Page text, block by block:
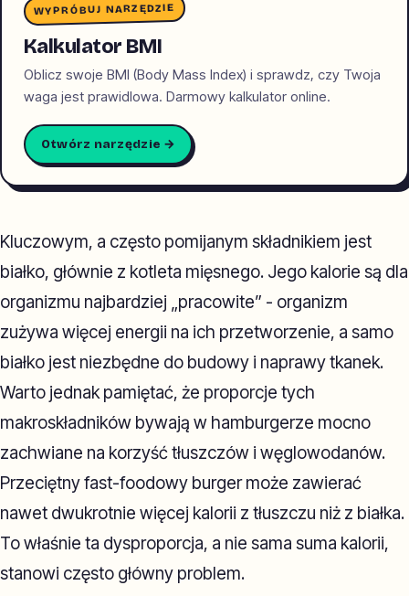
WYPRÓBUJ NARZĘDZIE
Kalkulator BMI
Oblicz swoje BMI (Body Mass Index) i sprawdz, czy Twoja
waga jest prawidlowa. Darmowy kalkulator online.
Otwórz narzędzie →
Kluczowym, a często pomijanym składnikiem jest
białko, głównie z kotleta mięsnego. Jego kalorie są dla
organizmu najbardziej „pracowite” - organizm
zużywa więcej energii na ich przetworzenie, a samo
białko jest niezbędne do budowy i naprawy tkanek.
Warto jednak pamiętać, że proporcje tych
makroskładników bywają w hamburgerze mocno
zachwiane na korzyść tłuszczów i węglowodanów.
Przeciętny fast-foodowy burger może zawierać
nawet dwukrotnie więcej kalorii z tłuszczu niż z białka.
To właśnie ta dysproporcja, a nie sama suma kalorii,
stanowi często główny problem.